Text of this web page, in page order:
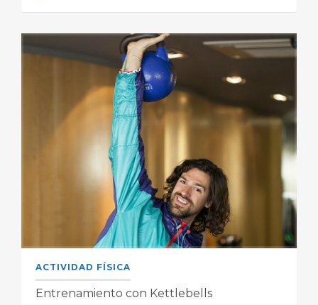
ACTIVIDAD FÍSICA
Entrenamiento con Kettlebells